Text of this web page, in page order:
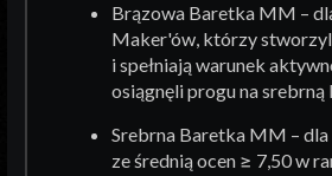
Brązowa Baretka MM –
Maker'ów, którzy
i spełniają warunek
osiągnęli progu na srebrną
Srebrna Baretka MM –
ze średnią ocen ≥ 7,50 w